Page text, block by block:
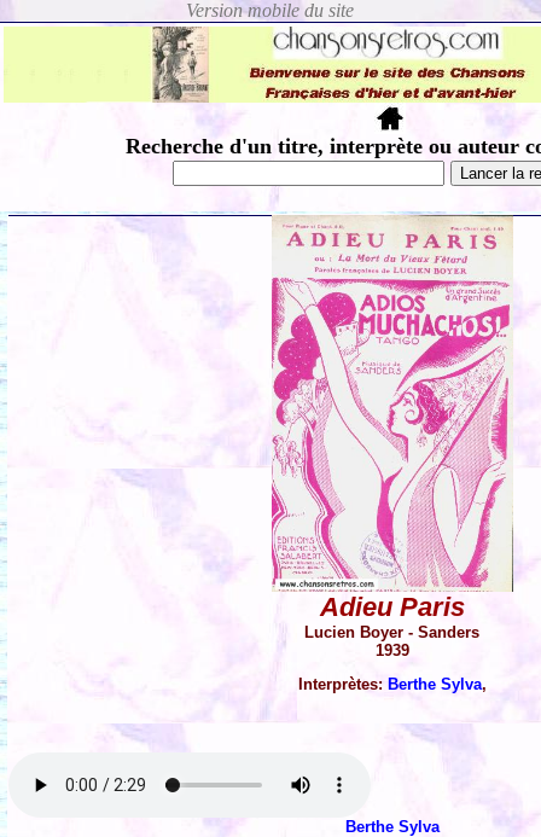
Recherche d'un titre, interprète ou auteur
Adieu Paris
Lucien Boyer - Sanders
1939
Interprètes: Berthe Sylva,
Berthe Sylva